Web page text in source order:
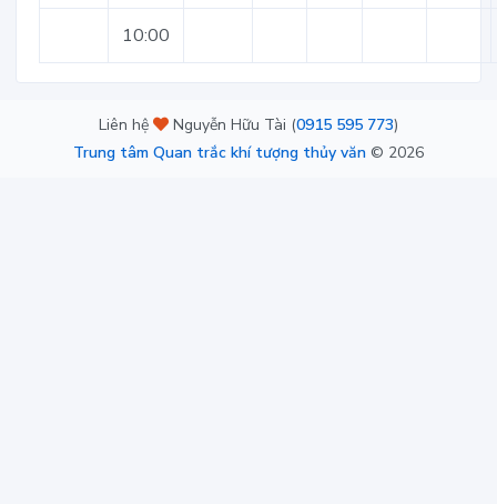
10:00
Liên hệ Nguyễn Hữu Tài (0915 595 773)
Trung tâm Quan trắc khí tượng thủy văn © 2026